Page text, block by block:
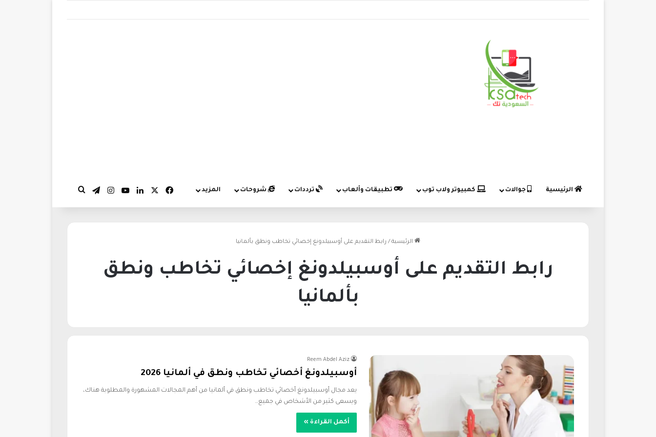
الرئيسية جوالات كمبيوتر ولاب توب تطبيقات وألعاب ترددات شروحات المزيد فيسبوك لينكدإن‫YouTubeانستقرام
تيلقرام
الرئيسية / رابط التقديم على أوسبيلدونغ إخصائي تخاطب ونطق بألمانيا
رابط التقديم على أوسبيلدونغ إخصائي تخاطب ونطق
بألمانيا
Reem Abdel Aziz
أوسبيلدونغ أخصائي تخاطب ونطق في ألمانيا 2026
يعد مجال أوسبيلدونغ أخصائي تخاطب ونطق في ألمانيا من أهم المجالات المشهورة والمطلوبة هناك،
ويسعى كثير من الأشخاص في جميع…
أكمل القراءة »